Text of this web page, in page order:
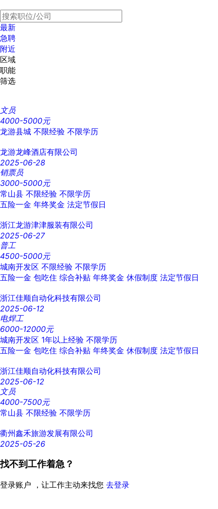
最新
急聘
附近
区域
职能
筛选
文员
4000-5000元
龙游县城 不限经验 不限学历
龙游龙峰酒店有限公司
2025-06-28
销票员
3000-5000元
常山县 不限经验 不限学历
五险一金 年终奖金 法定节假日
浙江龙游津津服装有限公司
2025-06-27
普工
4500-5000元
城南开发区 不限经验 不限学历
五险一金 包吃住 综合补贴 年终奖金 休假制度 法定节假日
浙江佳顺自动化科技有限公司
2025-06-12
电焊工
6000-12000元
城南开发区 1年以上经验 不限学历
五险一金 包吃住 综合补贴 年终奖金 休假制度 法定节假日
浙江佳顺自动化科技有限公司
2025-06-12
文员
4000-7500元
常山县 不限经验 不限学历
衢州鑫禾旅游发展有限公司
2025-05-26
找不到工作着急？
登录账户 ，让工作主动来找您 去登录